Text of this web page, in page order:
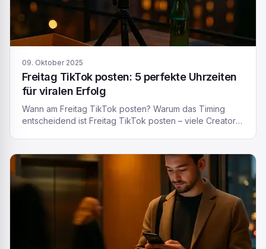
09. Oktober 2025
Freitag TikTok posten: 5 perfekte Uhrzeiten
für viralen Erfolg
Wann am Freitag TikTok posten? Warum das Timing
entscheidend ist Freitag TikTok posten – viele Creator
TikTok ist eine schnelllebige Plattform, auf der die
Uhrzeit deiner Posts einen großen Einfluss auf
Engagement und Reichweite haben kann. Warum ist […]